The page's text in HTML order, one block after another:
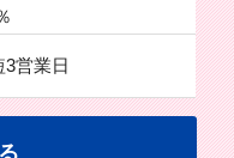
3営業日